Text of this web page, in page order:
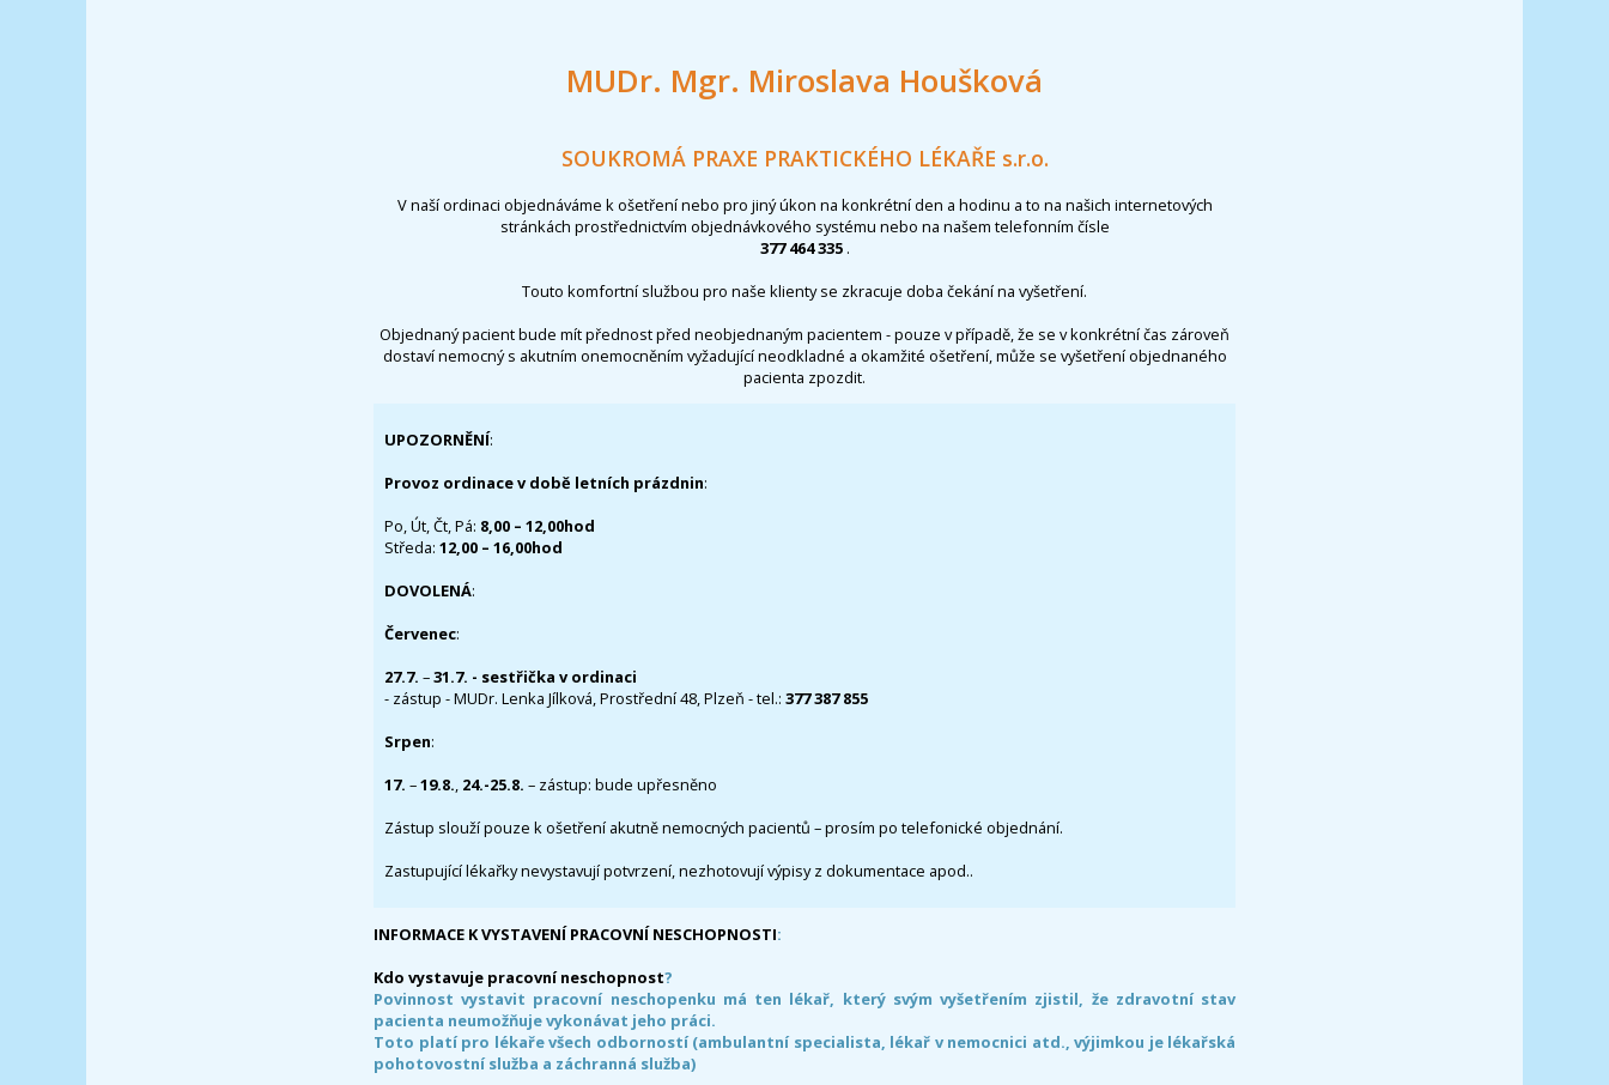
MUDr. Mgr. Miroslava Houšková
SOUKROMÁ PRAXE PRAKTICKÉHO LÉKAŘE s.r.o.
V naší ordinaci objednáváme k ošetření nebo pro jiný úkon na konkrétní den a hodinu a to na našich internetových
stránkách prostřednictvím objednávkového systému nebo na našem telefonním čísle
377 464 335 .
Touto komfortní službou pro naše klienty se zkracuje doba čekání na vyšetření.
Objednaný pacient bude mít přednost před neobjednaným pacientem - pouze v případě, že se v konkrétní čas zároveň
dostaví nemocný s akutním onemocněním vyžadující neodkladné a okamžité ošetření, může se vyšetření objednaného
pacienta zpozdit.
UPOZORNĚNÍ:
Provoz ordinace v době letních prázdnin:
Po, Út, Čt, Pá: 8,00 – 12,00hod
Středa: 12,00 – 16,00hod
DOVOLENÁ:
Červenec:
27.7. –31.7. - sestřička v ordinaci
- zástup - MUDr. Lenka Jílková, Prostřední 48, Plzeň - tel.: 377 387 855
Srpen:
17. –19.8., 24.-25.8. – zástup: bude upřesněno
Zástup slouží pouze k ošetření akutně nemocných pacientů – prosím po telefonické objednání.
Zastupující lékařky nevystavují potvrzení, nezhotovují výpisy z dokumentace apod..
INFORMACE K VYSTAVENÍ PRACOVNÍ NESCHOPNOSTI:
Kdo vystavuje pracovní neschopnost?
Povinnost vystavit pracovní neschopenku má ten lékař, který svým vyšetřením zjistil, že zdravotní stav
pacienta neumožňuje vykonávat jeho práci.
Toto platí pro lékaře všech odborností (ambulantní specialista, lékař v nemocnici atd., výjimkou je lékařská
pohotovostní služba a záchranná služba)